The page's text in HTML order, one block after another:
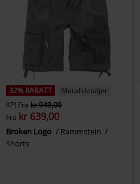
32% RABATT
Metalldetaljer
KPI Fra kr 949,00
Fra kr 639,00
Broken Logo
Rammstein
Shorts